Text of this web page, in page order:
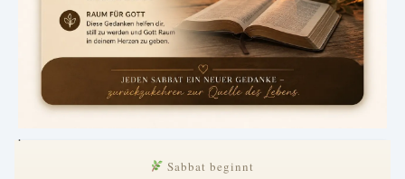
.
Sabbat beginnt